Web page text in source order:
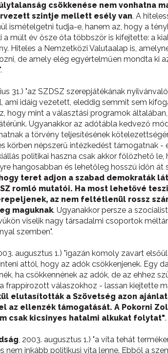
csökkenése nem vonhatna
szintje mellett esély van. A
ismételgetni tudja-e, hanem az, hogy a
múlt év ősze óta többször is kifejtette: a
Hiteles a Nemzetközi Valutaalap is,
de amely elég egyértelműen mondta ki
31.) "az SZDSZ szerepjátékának
idáig vezetett, eleddig semmit sem
mint a választási programok
Ugyanakkor az adótábla kedvező
a törvény teljesítésének
körben népszerű intézkedést támogatnak
politikai haszna csak akkor fölözhető
hangosabban és lehetőleg hosszú időn át
teret adjon a szabad demokraták
romló mutatói. Ha most lehetővé
az nem feltétlenül rossz
maguknak. Ugyanakkor persze a
viselik nagy társadalmi csoportok
szemben".
augusztus 1.) "igazán komoly zavart
attól, hogy az adók csökkenjenek. Egy
ha csökkennének az adók, de az ehhez
frappírozott válaszokhoz - lassan kiejtette
elutasították a Szövetség azon
az ellenzék támogatását. A Pokorni
csak kicsinyes hatalmi alkukat folytat".
, 2003. augusztus 1.) "a vita tehát
nem inkább politikusi vita lenne. Ebből a